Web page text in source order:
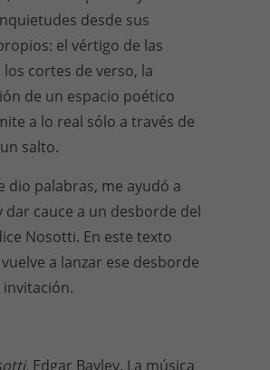
desde sus
el vértigo de las
los cortes de verso, la
de un espacio poético
a lo real sólo a través de
salto.
dio palabras, me ayudó a
cauce a un desborde del
Nosotti. En este texto
a lanzar ese desborde
Edgar Bayley. La música